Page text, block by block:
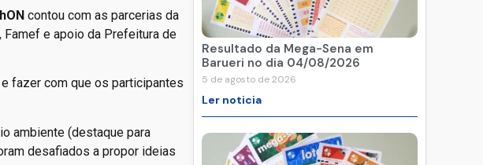
contou com as parcerias da
Famef e apoio da Prefeitura de
fazer com que os participantes
ambiente (destaque para
desafiados a propor ideias
Resultado da Mega-Sena em
Barueri no dia 04/08/2026
5 de agosto de 2026
Ler noticia